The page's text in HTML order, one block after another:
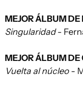
MEJOR ÁLBUM
Singularidad-
MEJOR ÁLBUM
Vuelta al núcleo -